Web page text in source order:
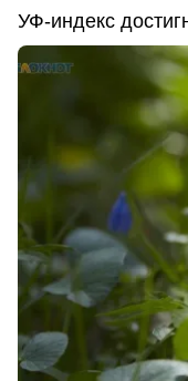
УФ-индекс